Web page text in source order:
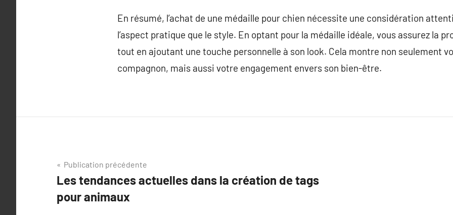
En résumé, l’achat de une médaille pour chien nécessite une considération
l’aspect pratique que le style. En optant pour la médaille idéale, vous assurez la
tout en ajoutant une touche personnelle à son look. Cela montre non seulement
compagnon, mais aussi votre engagement envers son bien-être.
Navigation
de
l’article
Publication précédente
Les tendances actuelles dans la création de tags
pour animaux